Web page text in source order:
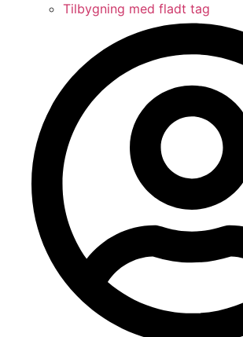
Tilbygning med fladt tag